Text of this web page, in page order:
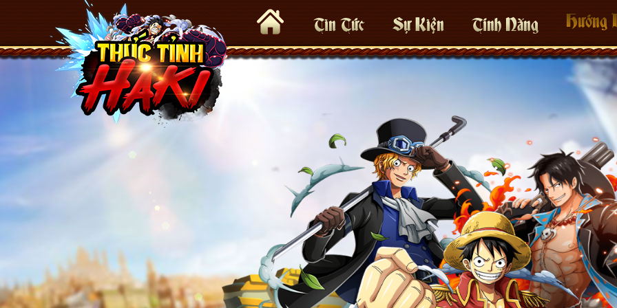
Tin Tức Sự Kiện Tính Năng Hướng